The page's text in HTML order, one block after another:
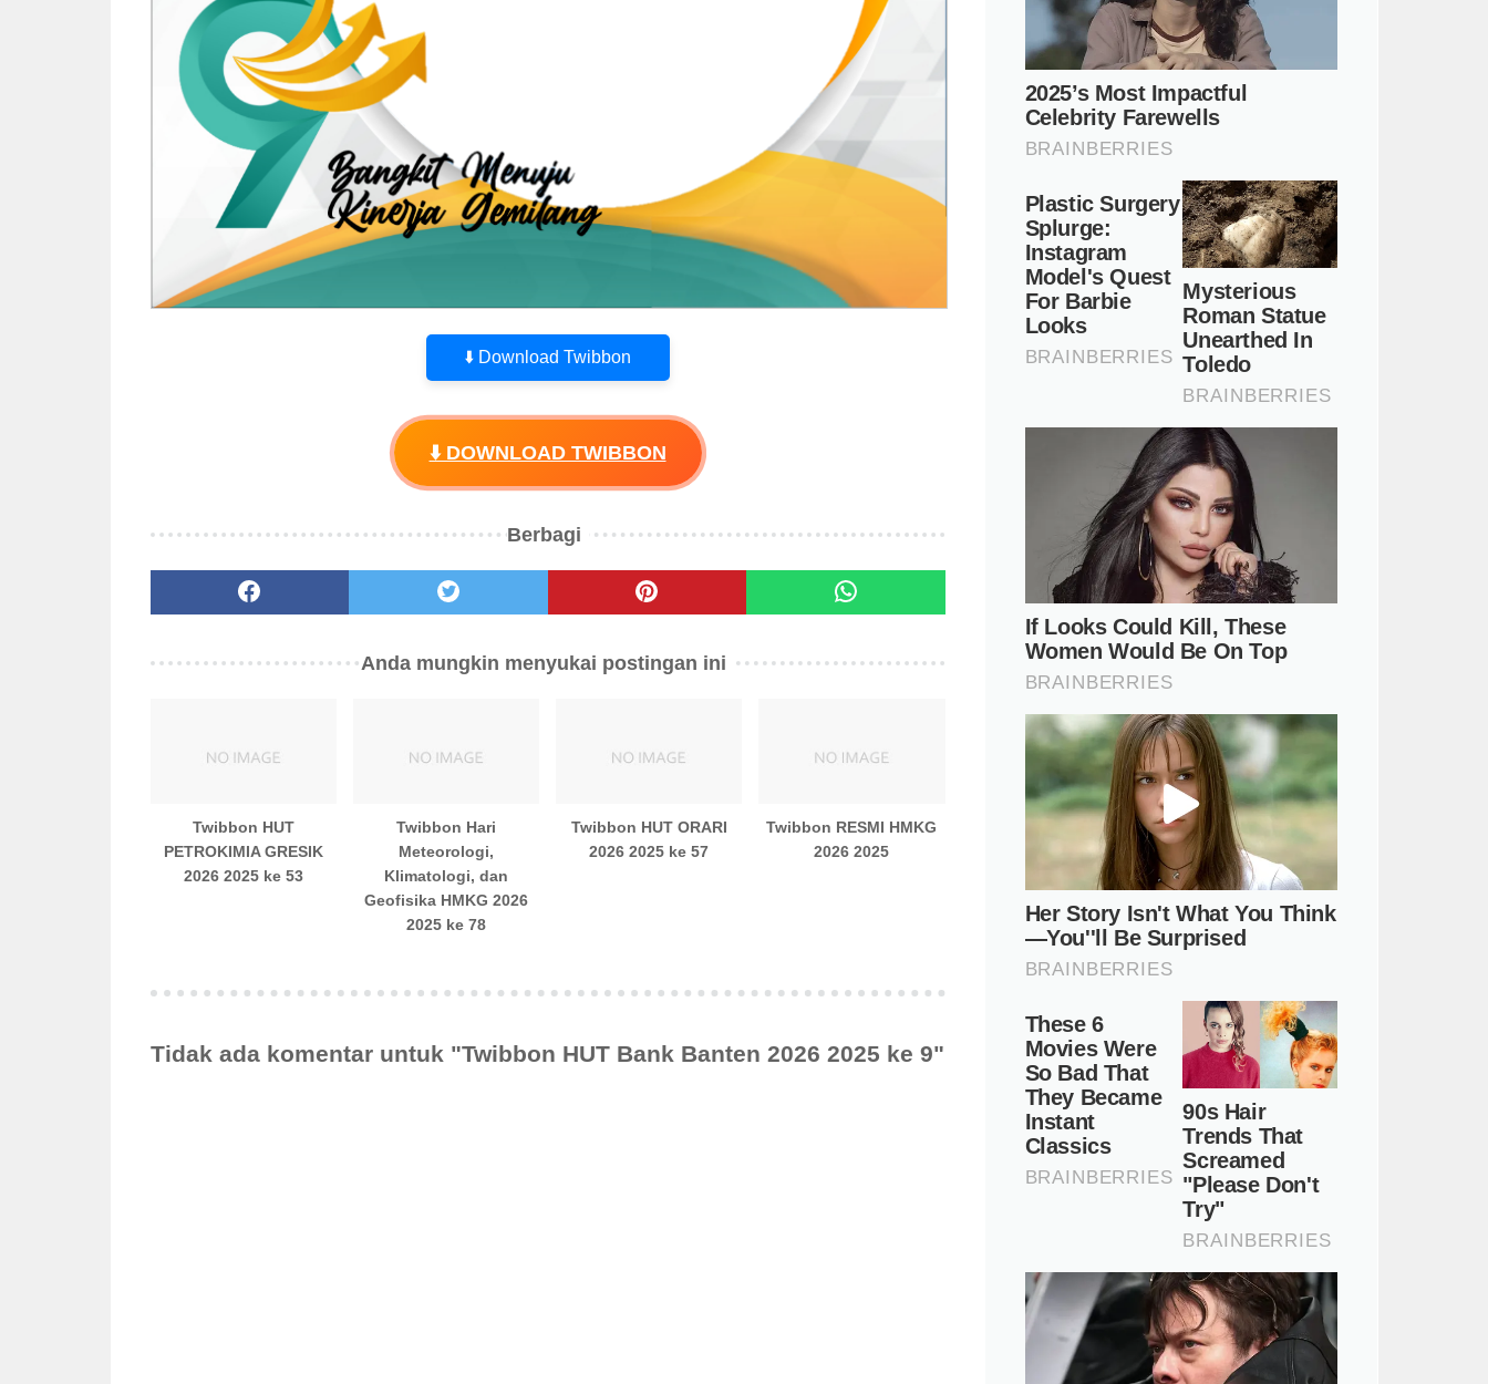
⬇️ Download Twibbon
⬇️ DOWNLOAD TWIBBON
Berbagi
Anda mungkin menyukai postingan ini
Twibbon HUT
PETROKIMIA GRESIK
2026 2025 ke 53
Twibbon Hari
Meteorologi,
Klimatologi, dan
Geofisika HMKG 2026
2025 ke 78
Twibbon HUT ORARI
2026 2025 ke 57
Twibbon RESMI HMKG
2026 2025
Tidak ada komentar untuk "Twibbon HUT Bank Banten 2026 2025 ke 9"